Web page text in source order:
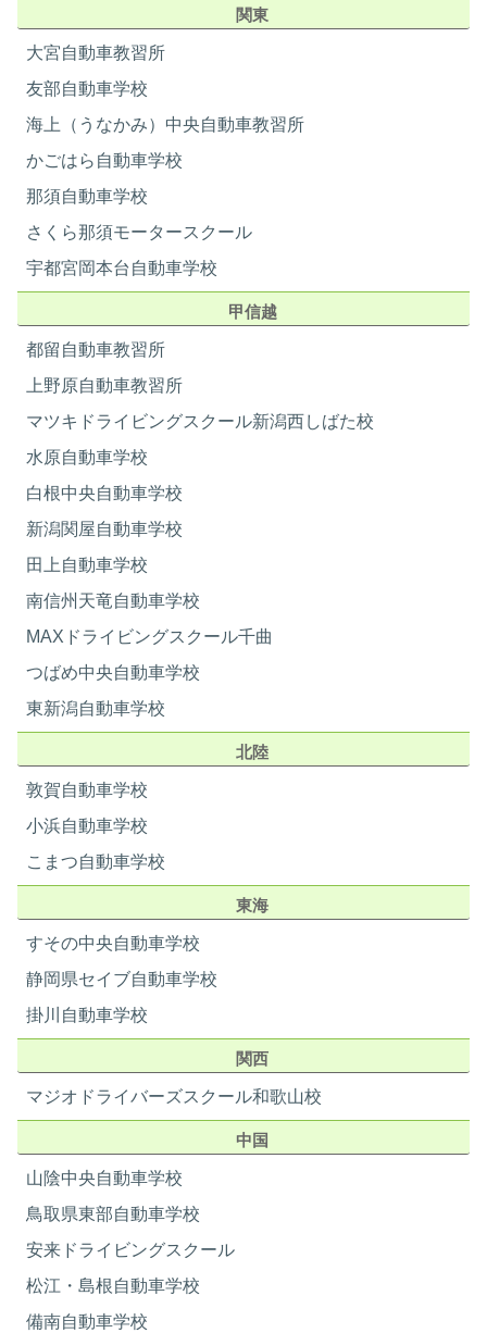
関東
大宮自動車教習所
友部自動車学校
海上（うなかみ）中央自動車教習所
かごはら自動車学校
那須自動車学校
さくら那須モータースクール
宇都宮岡本台自動車学校
甲信越
都留自動車教習所
上野原自動車教習所
マツキドライビングスクール新潟西しばた校
水原自動車学校
白根中央自動車学校
新潟関屋自動車学校
田上自動車学校
南信州天竜自動車学校
MAXドライビングスクール千曲
つばめ中央自動車学校
東新潟自動車学校
北陸
敦賀自動車学校
小浜自動車学校
こまつ自動車学校
東海
すその中央自動車学校
静岡県セイブ自動車学校
掛川自動車学校
関西
マジオドライバーズスクール和歌山校
中国
山陰中央自動車学校
鳥取県東部自動車学校
安来ドライビングスクール
松江・島根自動車学校
備南自動車学校